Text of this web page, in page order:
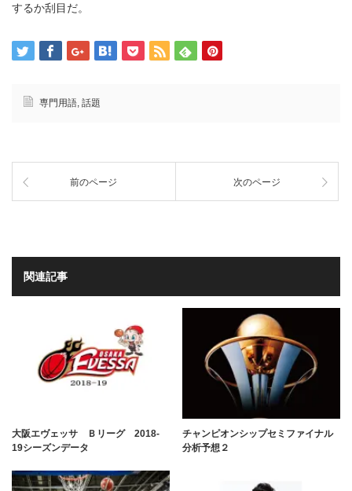
するか刮目だ。
専門用語, 話題
前のページ 次のページ
関連記事
大阪エヴェッサ Ｂリーグ 2018-
19シーズンデータ
チャンピオンシップセミファイナル
分析予想２